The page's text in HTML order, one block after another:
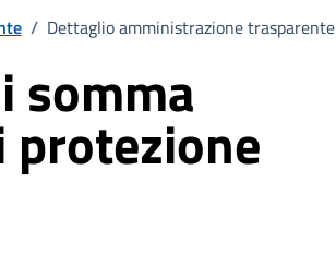
/ Dettaglio amministrazione trasparente
somma
protezione